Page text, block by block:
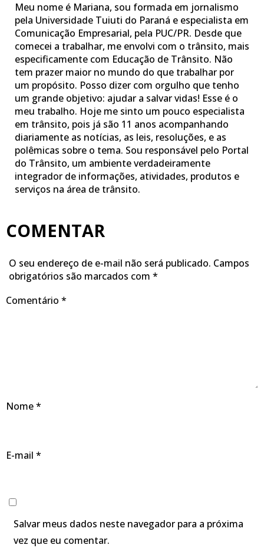
Meu nome é Mariana, sou formada em jornalismo
pela Universidade Tuiuti do Paraná e especialista em
Comunicação Empresarial, pela PUC/PR. Desde que
comecei a trabalhar, me envolvi com o trânsito, mais
especificamente com Educação de Trânsito. Não
tem prazer maior no mundo do que trabalhar por
um propósito. Posso dizer com orgulho que tenho
um grande objetivo: ajudar a salvar vidas! Esse é o
meu trabalho. Hoje me sinto um pouco especialista
em trânsito, pois já são 11 anos acompanhando
diariamente as notícias, as leis, resoluções, e as
polêmicas sobre o tema. Sou responsável pelo Portal
do Trânsito, um ambiente verdadeiramente
integrador de informações, atividades, produtos e
serviços na área de trânsito.
COMENTAR
O seu endereço de e-mail não será publicado. Campos
obrigatórios são marcados com *
Comentário *
Nome*
E-mail *
Salvar meus dados neste navegador para a próxima
vez que eu comentar.